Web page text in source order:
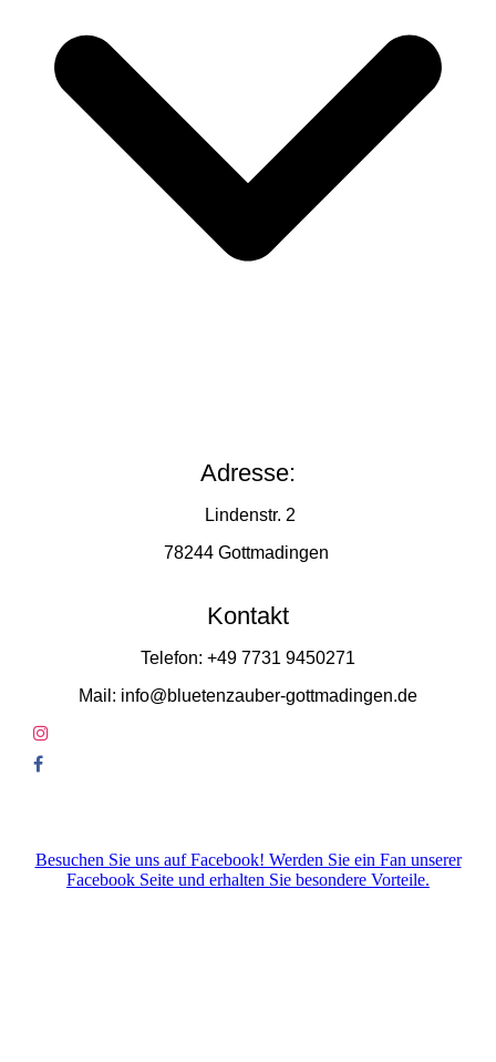
Adresse:
Lindenstr. 2
78244 Gottmadingen
Kontakt
Telefon: +49 7731 9450271
Mail: info@bluetenzauber-gottmadingen.de
Besuchen Sie uns auf Facebook! Werden Sie ein Fan unserer
Facebook Seite und erhalten Sie besondere Vorteile.